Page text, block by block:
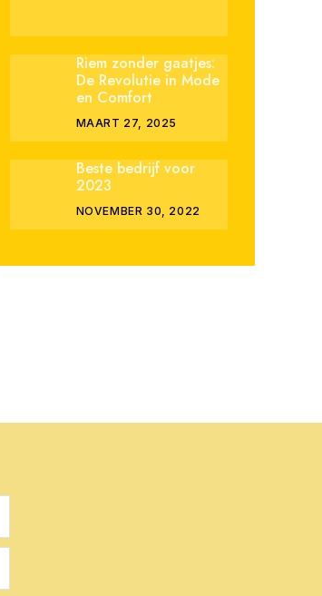
Riem zonder gaatjes:
De Revolutie in Mode
en Comfort
MAART 27, 2025
Beste bedrijf voor
2023
NOVEMBER 30, 2022